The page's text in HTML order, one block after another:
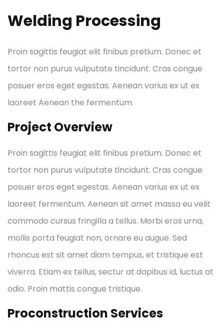
Welding Processing
Proin sagittis feugiat elit finibus pretium. Donec et
tortor non purus vulputate tincidunt. Cras congue
posuer eros eget egestas. Aenean varius ex ut ex
laoreet Aenean the fermentum.
Project Overview
Proin sagittis feugiat elit finibus pretium. Donec et
tortor non purus vulputate tincidunt. Cras congue
posuer eros eget egestas. Aenean varius ex ut ex
laoreet fermentum. Aenean sit amet massa eu velit
commodo cursus fringilla a tellus. Morbi eros urna,
mollis porta feugiat non, ornare eu augue. Sed
rhoncus est sit amet diam tempus, et tristique est
viverra. Etiam ex tellus, sectur at dapibus id, luctus at
odio. Proin mattis congue tristique.
Proconstruction Services